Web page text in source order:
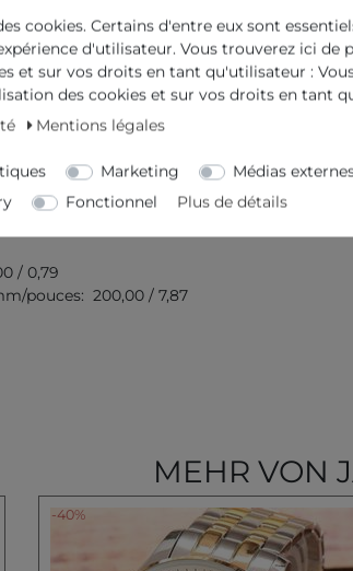
Documents
/ 1,85
/ 1,57
/ 0,79
pouces: 200,00 / 7,87
MEHR VON
-40%
cookies. Certains d'entre eux sont
d'utilisateur. Vous trouverez ici de
et sur vos droits en tant qu'utilisateur :
des cookies et sur vos droits en tant
Mentions légales
Marketing
Médias
Fonctionnel Plus de détails